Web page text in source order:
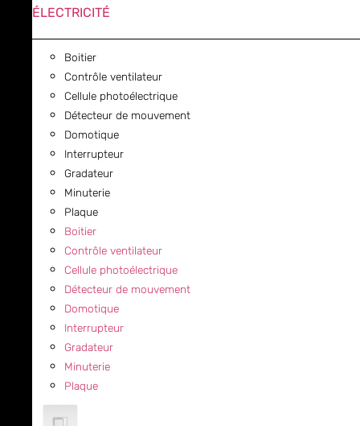
ÉLECTRICITÉ
Boitier
Contrôle ventilateur
Cellule photoélectrique
Détecteur de mouvement
Domotique
Interrupteur
Gradateur
Minuterie
Plaque
Boitier
Contrôle ventilateur
Cellule photoélectrique
Détecteur de mouvement
Domotique
Interrupteur
Gradateur
Minuterie
Plaque